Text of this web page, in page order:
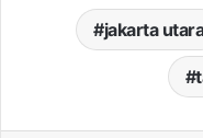
jakarta utara